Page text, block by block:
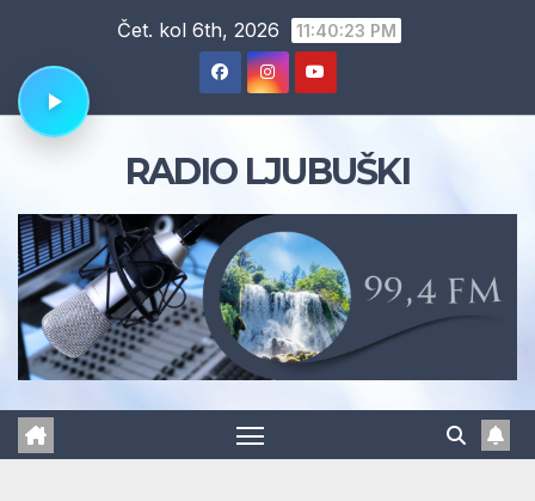
content
Čet. kol 6th, 2026 11:40:24 PM
RADIO LJUBUŠKI